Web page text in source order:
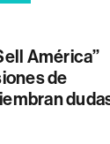
América”
de